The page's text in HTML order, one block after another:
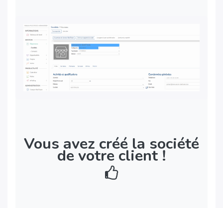
Vous avez créé la société
de votre client !